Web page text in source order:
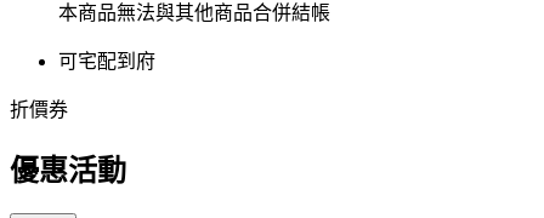
本商品無法與其他商品合併結帳
可宅配到府
折價券
優惠活動